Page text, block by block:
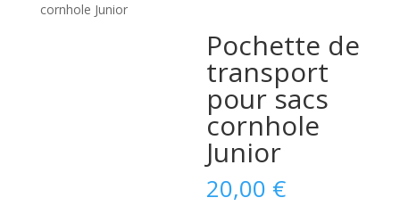
cornhole Junior
Pochette de
transport
pour sacs
cornhole
Junior
20,00 €